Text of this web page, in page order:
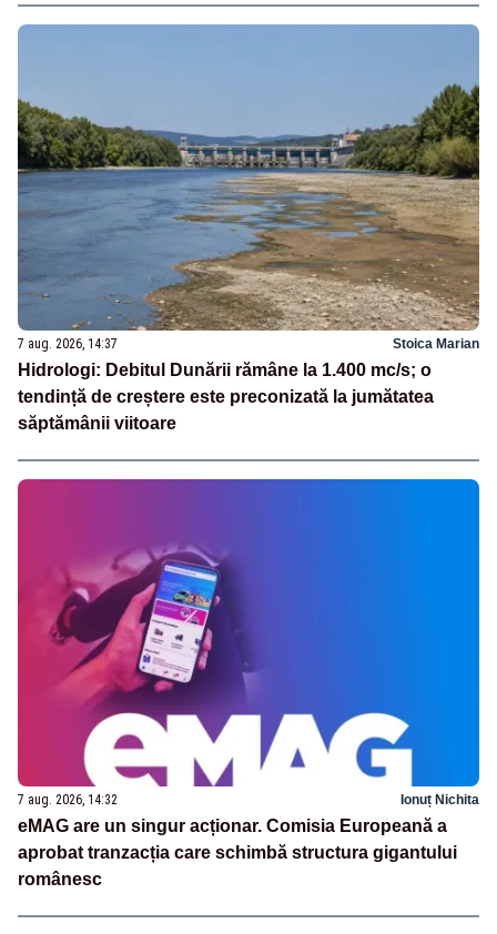
7 aug. 2026, 14:37 Stoica Marian
Hidrologi: Debitul Dunării rămâne la 1.400 mc/s; o
tendință de creștere este preconizată la jumătatea
săptămânii viitoare
7 aug. 2026, 14:32 Ionuț Nichita
eMAG are un singur acționar. Comisia Europeană a
aprobat tranzacția care schimbă structura gigantului
românesc